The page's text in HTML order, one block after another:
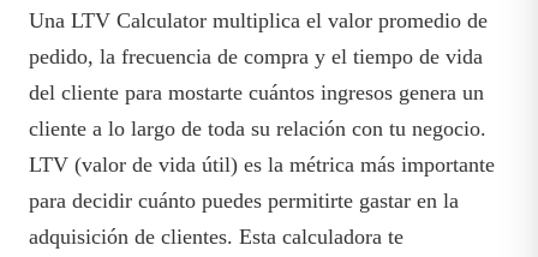
Una LTV Calculator multiplica el valor promedio de
pedido, la frecuencia de compra y el tiempo de vida
del cliente para mostarte cuántos ingresos genera un
cliente a lo largo de toda su relación con tu negocio.
LTV (valor de vida útil) es la métrica más importante
para decidir cuánto puedes permitirte gastar en la
adquisición de clientes. Esta calculadora te